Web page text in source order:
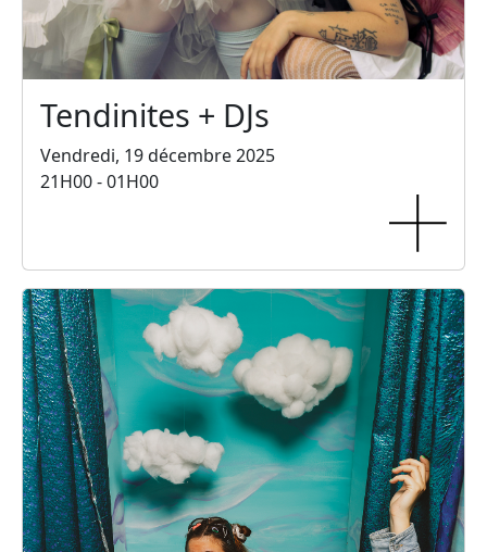
Tendinites + DJs
Vendredi, 19 décembre 2025
21H00 - 01H00